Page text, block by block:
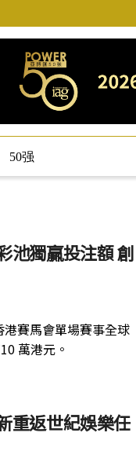
50强
池獨贏投注額 創
賽馬會單場賽事全球
萬港元。
重返世紀娛樂任